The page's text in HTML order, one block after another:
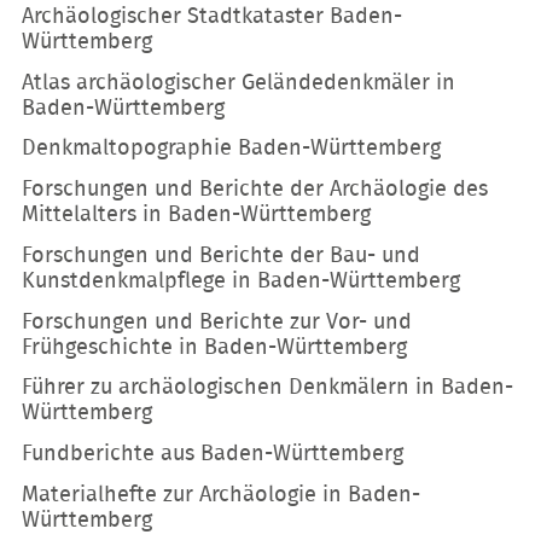
Archäologischer Stadtkataster Baden-
Württemberg
Atlas archäologischer Geländedenkmäler in
Baden-Württemberg
Denkmaltopographie Baden-Württemberg
Forschungen und Berichte der Archäologie des
Mittelalters in Baden-Württemberg
Forschungen und Berichte der Bau- und
Kunstdenkmalpflege in Baden-Württemberg
Forschungen und Berichte zur Vor- und
Frühgeschichte in Baden-Württemberg
Führer zu archäologischen Denkmälern in Baden-
Württemberg
Fundberichte aus Baden-Württemberg
Materialhefte zur Archäologie in Baden-
Württemberg